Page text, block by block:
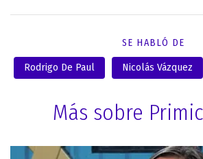
SE HABLÓ DE
Rodrigo De Paul Nicolás Vázquez
Más sobre